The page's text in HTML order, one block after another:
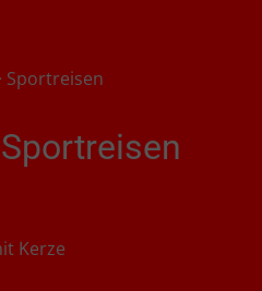
Sportreisen